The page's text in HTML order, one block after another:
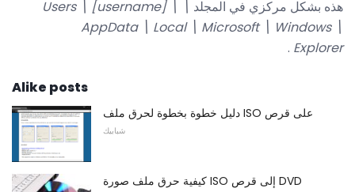
هذه بشكل مركزي في المجلد
\ Users \ [username] \
AppData \ Local \ Microsoft \ Windows \
Explorer
.
Alike posts
دليل خطوة بخطوة لحرق ملف ISO على قرص
شبابيك
كيفية حرق ملف صورة ISO إلى قرص DVD